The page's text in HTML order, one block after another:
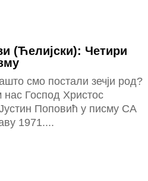
(Ћелијски): Четири
смо постали зечји род?
нас Господ Христос
Поповић у писму СА
1971....